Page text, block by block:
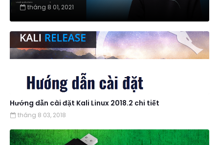
tháng 8 01, 2021
Hướng dẫn cài đặt Kali Linux 2018.2 chi tiết
tháng 8 03, 2018